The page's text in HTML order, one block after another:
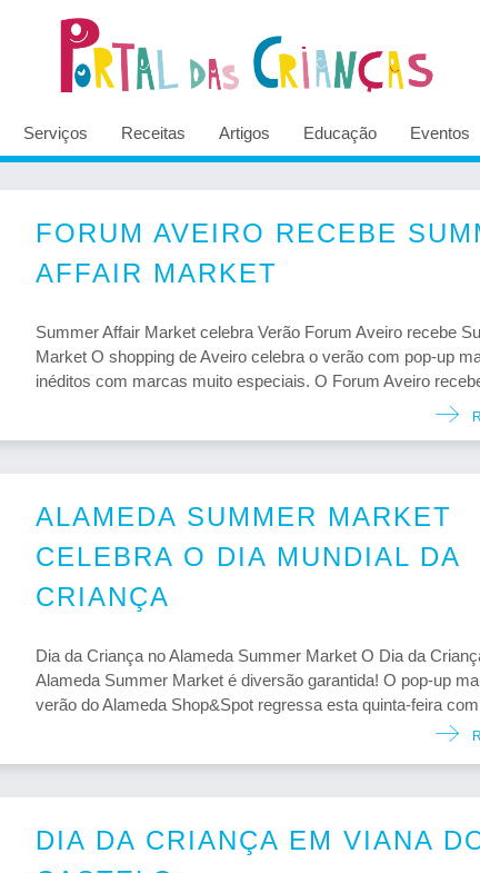
Serviços Receitas Artigos Educação Eventos
FORUM AVEIRO RECEBE
AFFAIR MARKET
Summer Affair Market celebra Verão Forum Aveiro recebe
Market O shopping de Aveiro celebra o verão com pop-up
inéditos com marcas muito especiais. O Forum Aveiro
ALAMEDA SUMMER MARKET
CELEBRA O DIA MUNDIAL DA
CRIANÇA
Dia da Criança no Alameda Summer Market O Dia da
Alameda Summer Market é diversão garantida! O pop-up
verão do Alameda Shop&Spot regressa esta quinta-feira
DIA DA CRIANÇA EM VIANA